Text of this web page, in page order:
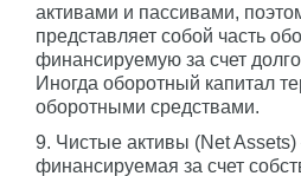
активами и пассивами,
представляет собой часть
финансируемую за счет
Иногда оборотный капитал
оборотными средствами.
9. Чистые активы (Net
финансируемая за счет